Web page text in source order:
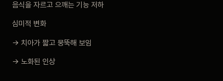
음식을 자르고 으깨는 기능 저하
심미적 변화
→ 치아가 짧고 뭉뚝해 보임
→ 노화된 인상